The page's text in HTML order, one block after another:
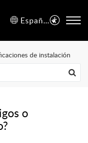
Español (España)
de instalación
o